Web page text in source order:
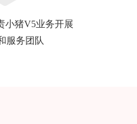
小猪V5业务开展
服务团队